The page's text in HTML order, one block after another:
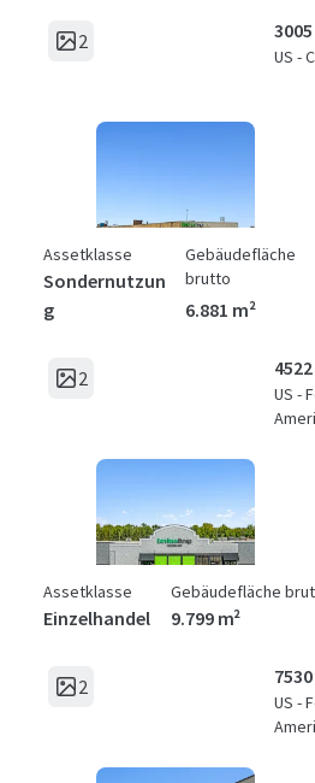
2
US -
Assetklasse
Sondernutzun
g
Gebäudefläche
brutto
6.881 m²
2
US -
Assetklasse
Einzelhandel
Gebäudefläche
9.799 m²
2
US -